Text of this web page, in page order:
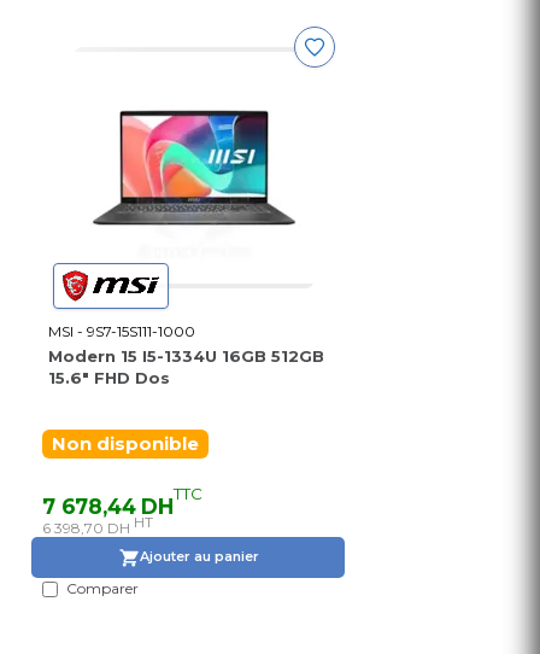
MSI - 9S7-15S111-1000
Modern 15 I5-1334U 16GB 512GB
15.6" FHD Dos
Non disponible
7 678,44 DHTTC
6 398,70 DH HT
Ajouter au panier
Comparer